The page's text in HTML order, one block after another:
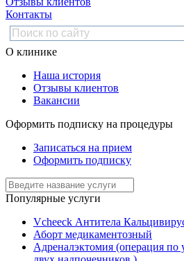
Контакты
О клинике
Наша история
Отзывы клиентов
Вакансии
Оформить подписку на процедуры
Записаться на прием
Оформить подписку
Популярные услуги
Vcheeck Антитела
Аборт медикаментозный
Адреналэктомия (операция по